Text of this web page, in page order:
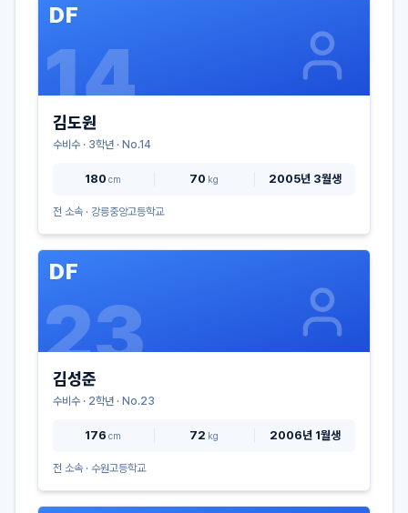
DF
14
김도원
수비수· 3학년 · No.14
180 cm 70 kg 2005년 3월생
전 소속 · 강릉중앙고등학교
DF
23
김성준
수비수· 2학년 · No.23
176 cm 72 kg 2006년 1월생
전 소속 · 수원고등학교